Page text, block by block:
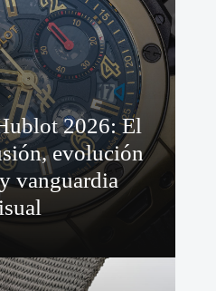
2026: El
evolución
vanguardia